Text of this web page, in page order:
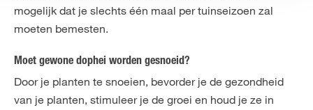
mogelijk dat je slechts één maal per tuinseizoen zal
moeten bemesten.
Moet gewone dophei worden gesnoeid?
Door je planten te snoeien, bevorder je de gezondheid
van je planten, stimuleer je de groei en houd je ze in